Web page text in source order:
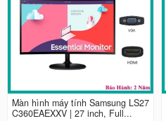
Màn hình máy tính Samsung LS27
C360EAEXXV | 27 inch, Full...